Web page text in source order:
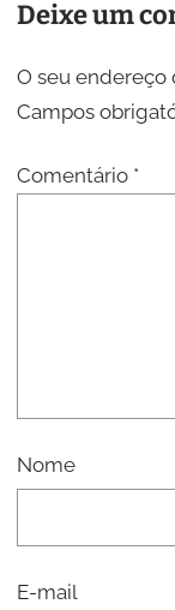
Deixe um
O seu endereço
Campos
Comentário *
Nome
E-mail